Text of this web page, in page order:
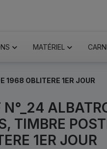
MATÉRIEL
1968 OBLITERE 1ER JOUR
TIMBRE
1ER JOUR